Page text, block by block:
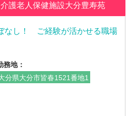
介護老人保健施設大分豊寿苑
なし！ ご経験が活かせる職場
務地：
分県大分市皆春1521番地1